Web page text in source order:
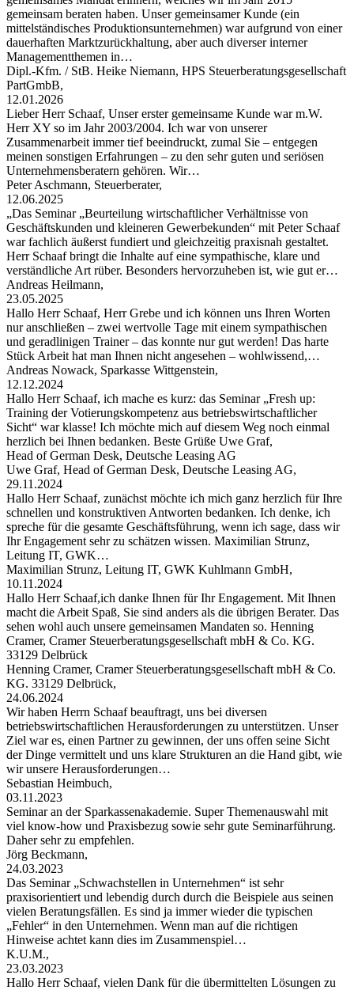
gemeinsam beraten haben. Unser gemeinsamer Kunde (ein
mittelständisches Produktionsunternehmen) war aufgrund von einer
dauerhaften Marktzurückhaltung, aber auch diverser interner
Managementthemen in…
Dipl.-Kfm. / StB. Heike Niemann, HPS Steuerberatungsgesellschaft
PartGmbB,
12.01.2026
Lieber Herr Schaaf, Unser erster gemeinsame Kunde war m.W.
Herr XY so im Jahr 2003/2004. Ich war von unserer
Zusammenarbeit immer tief beeindruckt, zumal Sie – entgegen
meinen sonstigen Erfahrungen – zu den sehr guten und seriösen
Unternehmensberatern gehören. Wir…
Peter Aschmann, Steuerberater,
12.06.2025
„Das Seminar „Beurteilung wirtschaftlicher Verhältnisse von
Geschäftskunden und kleineren Gewerbekunden“ mit Peter Schaaf
war fachlich äußerst fundiert und gleichzeitig praxisnah gestaltet.
Herr Schaaf bringt die Inhalte auf eine sympathische, klare und
verständliche Art rüber. Besonders hervorzuheben ist, wie gut er…
Andreas Heilmann,
23.05.2025
Hallo Herr Schaaf, Herr Grebe und ich können uns Ihren Worten
nur anschließen – zwei wertvolle Tage mit einem sympathischen
und geradlinigen Trainer – das konnte nur gut werden! Das harte
Stück Arbeit hat man Ihnen nicht angesehen – wohlwissend,…
Andreas Nowack, Sparkasse Wittgenstein,
12.12.2024
Hallo Herr Schaaf, ich mache es kurz: das Seminar „Fresh up:
Training der Votierungskompetenz aus betriebswirtschaftlicher
Sicht“ war klasse! Ich möchte mich auf diesem Weg noch einmal
herzlich bei Ihnen bedanken. Beste Grüße Uwe Graf,
Head of German Desk, Deutsche Leasing AG
Uwe Graf, Head of German Desk, Deutsche Leasing AG,
29.11.2024
Hallo Herr Schaaf, zunächst möchte ich mich ganz herzlich für Ihre
schnellen und konstruktiven Antworten bedanken. Ich denke, ich
spreche für die gesamte Geschäftsführung, wenn ich sage, dass wir
Ihr Engagement sehr zu schätzen wissen. Maximilian Strunz,
Leitung IT, GWK…
Maximilian Strunz, Leitung IT, GWK Kuhlmann GmbH,
10.11.2024
Hallo Herr Schaaf,ich danke Ihnen für Ihr Engagement. Mit Ihnen
macht die Arbeit Spaß, Sie sind anders als die übrigen Berater. Das
sehen wohl auch unsere gemeinsamen Mandaten so. Henning
Cramer, Cramer Steuerberatungsgesellschaft mbH & Co. KG.
33129 Delbrück
Henning Cramer, Cramer Steuerberatungsgesellschaft mbH & Co.
KG. 33129 Delbrück,
24.06.2024
Wir haben Herrn Schaaf beauftragt, uns bei diversen
betriebswirtschaftlichen Herausforderungen zu unterstützen. Unser
Ziel war es, einen Partner zu gewinnen, der uns offen seine Sicht
der Dinge vermittelt und uns klare Strukturen an die Hand gibt, wie
wir unsere Herausforderungen…
Sebastian Heimbuch,
03.11.2023
Seminar an der Sparkassenakademie. Super Themenauswahl mit
viel know-how und Praxisbezug sowie sehr gute Seminarführung.
Daher sehr zu empfehlen.
Jörg Beckmann,
24.03.2023
Das Seminar „Schwachstellen in Unternehmen“ ist sehr
praxisorientiert und lebendig durch durch die Beispiele aus seinen
vielen Beratungsfällen. Es sind ja immer wieder die typischen
„Fehler“ in den Unternehmen. Wenn man auf die richtigen
Hinweise achtet kann dies im Zusammenspiel…
K.U.M.,
23.03.2023
Hallo Herr Schaaf, vielen Dank für die übermittelten Lösungen zu